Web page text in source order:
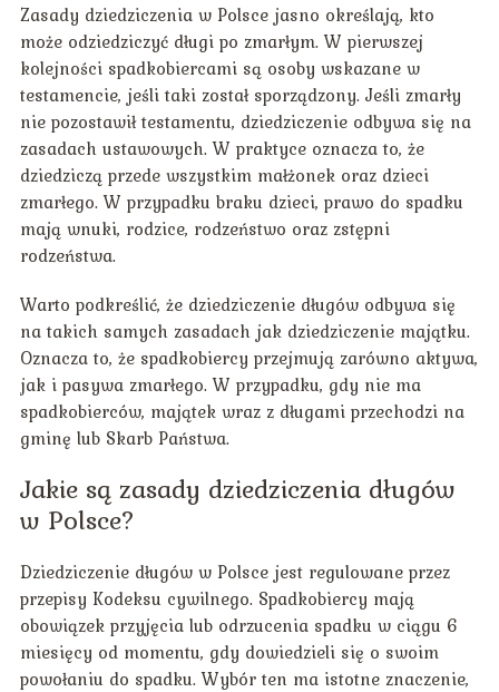
Zasady dziedziczenia w Polsce jasno określają, kto
może odziedziczyć długi po zmarłym. W pierwszej
kolejności spadkobiercami są osoby wskazane w
testamencie, jeśli taki został sporządzony. Jeśli zmarły
nie pozostawił testamentu, dziedziczenie odbywa się na
zasadach ustawowych. W praktyce oznacza to, że
dziedziczą przede wszystkim małżonek oraz dzieci
zmarłego. W przypadku braku dzieci, prawo do spadku
mają wnuki, rodzice, rodzeństwo oraz zstępni
rodzeństwa.
Warto podkreślić, że dziedziczenie długów odbywa się
na takich samych zasadach jak dziedziczenie majątku.
Oznacza to, że spadkobiercy przejmują zarówno aktywa,
jak i pasywa zmarłego. W przypadku, gdy nie ma
spadkobierców, majątek wraz z długami przechodzi na
gminę lub Skarb Państwa.
Jakie są zasady dziedziczenia długów
w Polsce?
Dziedziczenie długów w Polsce jest regulowane przez
przepisy Kodeksu cywilnego. Spadkobiercy mają
obowiązek przyjęcia lub odrzucenia spadku w ciągu 6
miesięcy od momentu, gdy dowiedzieli się o swoim
powołaniu do spadku. Wybór ten ma istotne znaczenie,